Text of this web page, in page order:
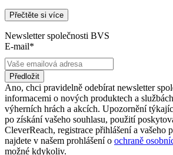
Dies unterscheidet unsere
konventionellen Reparaturen:
oder einem höheren Verschleiß
Zertifizierte Reparaturwerkstatt
Austausch aller Komponenten, die
identifiziert werden und somit ein
Maschine und deren Betreiber
Ausschließliche Verwendung der
Gesetzgeber neuen & zugelassenen
Überprüfung aller relevanten
Funktions- und Lasttests
Přečtěte si více
Newsletter společnosti BVS
E-mail*
Předložit
Ano, chci pravidelně odebírat newsletter
informacemi o nových produktech a
výherních hrách a akcích. Upozornění
po získání vašeho souhlasu, použití
CleverReach, registrace přihlášení a vašeho
najdete v našem prohlášení o ochraně
možné kdykoliv.